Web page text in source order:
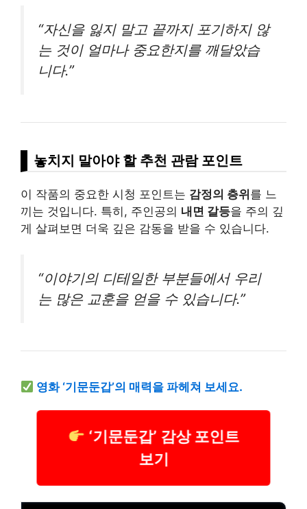
“자신을 잃지 말고 끝까지 포기하지 않
는 것이 얼마나 중요한지를 깨달았습
니다.”
놓치지 말아야 할 추천 관람 포인트
이 작품의 중요한 시청 포인트는 감정의 층위를 느
끼는 것입니다. 특히, 주인공의 내면 갈등을 주의 깊
게 살펴보면 더욱 깊은 감동을 받을 수 있습니다.
“이야기의 디테일한 부분들에서 우리
는 많은 교훈을 얻을 수 있습니다.”
영화 ‘기문둔갑’의 매력을 파헤쳐 보세요.
‘기문둔갑’ 감상 포인트
보기